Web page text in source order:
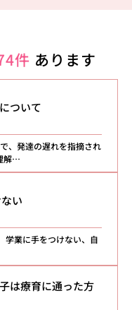
件 あります
ついて
、発達の遅れを指摘され
解…
い
学業に手をつけない、自
は療育に通った方